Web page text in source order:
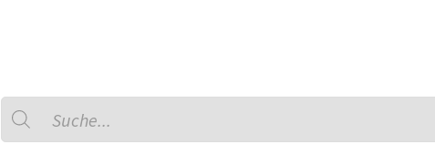
Products
search